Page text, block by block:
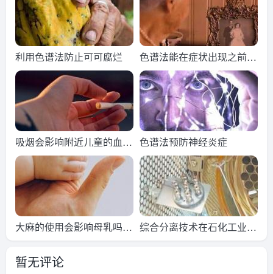
利用色谱法防止可可腐烂
色谱法能在症状出现之前识
别阿尔茨海默病吗？
吸烟会影响附近儿童的血压
吗色谱法探索
色谱法预防神经炎症
大麻的使用会影响母乳吗色
谱法探索
综合分离技术在石化工业中
的应用
暂无评论